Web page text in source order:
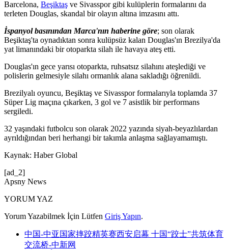
Barcelona, Beşiktaş ve Sivasspor gibi kulüplerin formalarını da
terleten Douglas, skandal bir olayın altına imzasını attı.
İspanyol basınından Marca'nın haberine göre; son olarak
Beşiktaş'ta oynadıktan sonra kulüpsüz kalan Douglas'ın Brezilya'da
yat limanındaki bir otoparkta silah ile havaya ateş etti.
Douglas'ın gece yarısı otoparkta, ruhsatsız silahını ateşlediği ve
polislerin gelmesiyle silahı ormanlık alana sakladığı öğrenildi.
Brezilyalı oyuncu, Beşiktaş ve Sivasspor formalarıyla toplamda 37
Süper Lig maçına çıkarken, 3 gol ve 7 asistlik bir performans
sergiledi.
32 yaşındaki futbolcu son olarak 2022 yazında siyah-beyazlılardan
ayrıldığından beri herhangi bir takımla anlaşma sağlayamamıştı.
Kaynak: Haber Global
[ad_2]
Apsny News
YORUM YAZ
Yorum Yazabilmek İçin Lütfen Giriş Yapın.
中国-中亚国家摔跤精英赛西安启幕 十国“跤士”共筑体育
交流桥-中新网